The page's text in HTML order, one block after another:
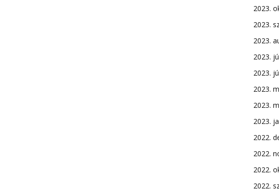
2023.
2023.
2023.
2023.
2023.
2023.
2023.
2023.
2022.
2022.
2022.
2022.